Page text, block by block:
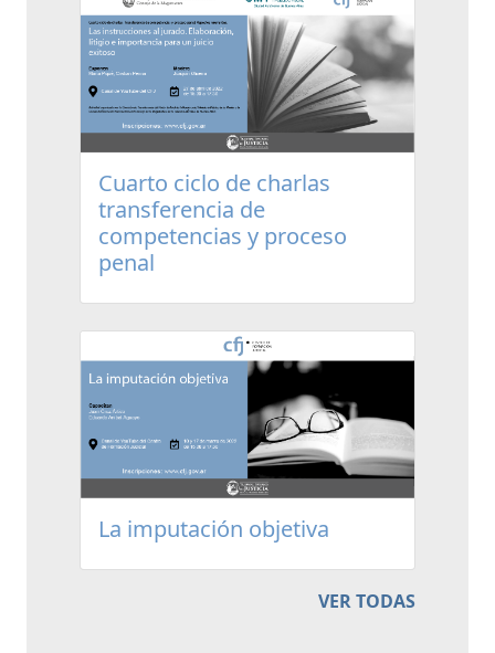
Cuarto ciclo de charlas
transferencia de
competencias y proceso
penal
La imputación objetiva
VER TODAS